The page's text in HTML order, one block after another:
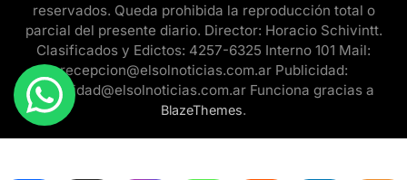
reservados. Queda prohibida la reproducción total o
parcial del presente diario. Director: Horacio Schivintt.
Clasificados y Edictos: 4257-6325 Interno 101 Mail:
recepcion@elsolnoticias.com.ar Publicidad:
publicidad@elsolnoticias.com.ar Funciona gracias a
BlazeThemes.